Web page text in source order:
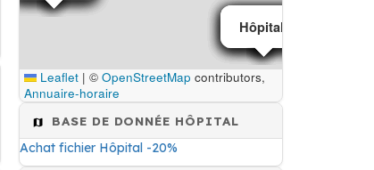
Hôpital
Hôpital
Hôpital
Hôpital
Hôpital
Hôpital
Leaflet | © OpenStreetMap contributors,
Annuaire-horaire
BASE DE DONNÉE HÔPITAL
Achat fichier Hôpital -20%